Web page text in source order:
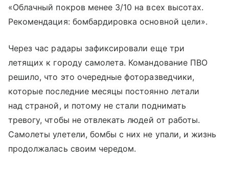
«Облачный покров менее 3/10 на всех высотах.
Рекомендация: бомбардировка основной цели».
Через час радары зафиксировали еще три
летящих к городу самолета. Командование ПВО
решило, что это очередные фоторазведчики,
которые последние месяцы постоянно летали
над страной, и потому не стали поднимать
тревогу, чтобы не отвлекать людей от работы.
Самолеты улетели, бомбы с них не упали, и жизнь
продолжалась своим чередом.